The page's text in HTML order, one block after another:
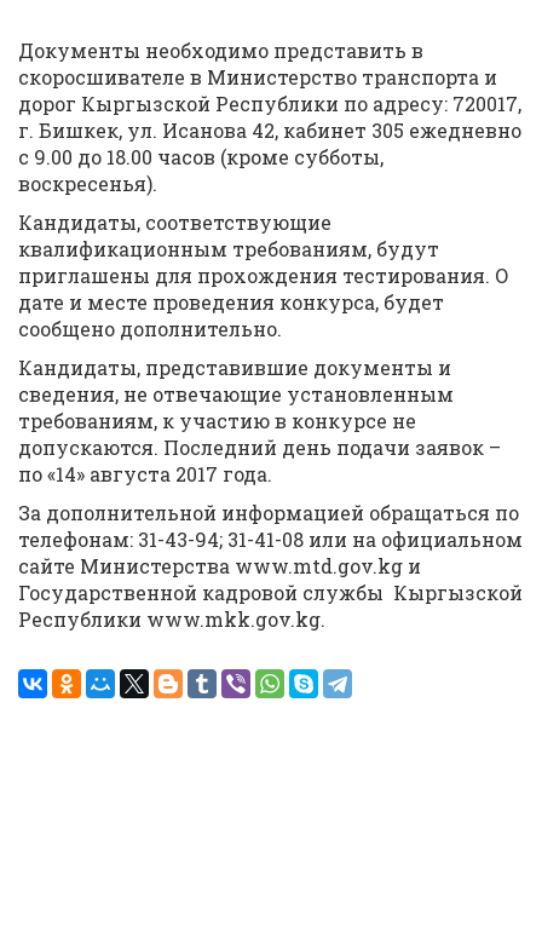
Документы необходимо представить в
скоросшивателе в Министерство транспорта и
дорог Кыргызской Республики по адресу: 720017,
г. Бишкек, ул. Исанова 42, кабинет 305 ежедневно
с 9.00 до 18.00 часов (кроме субботы,
воскресенья).
Кандидаты, соответствующие
квалификационным требованиям, будут
приглашены для прохождения тестирования. О
дате и месте проведения конкурса, будет
сообщено дополнительно.
Кандидаты, представившие документы и
сведения, не отвечающие установленным
требованиям, к участию в конкурсе не
допускаются. Последний день подачи заявок –
по «14» августа 2017 года.
За дополнительной информацией обращаться по
телефонам: 31-43-94; 31-41-08 или на официальном
сайте Министерства www.mtd.gov.kg и
Государственной кадровой службы Кыргызской
Республики www.mkk.gov.kg.